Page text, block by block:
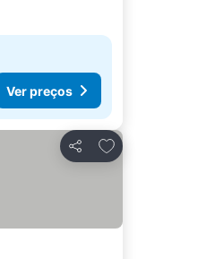
Ver preços
Partilhar
Adicionar aos